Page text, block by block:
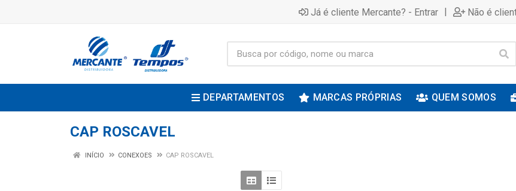
Já é cliente Mercante? - Entrar | Não é
DEPARTAMENTOS MARCAS PRÓPRIAS QUEM SOMOS
CAP ROSCAVEL
INÍCIO CONEXOES CAP ROSCAVEL